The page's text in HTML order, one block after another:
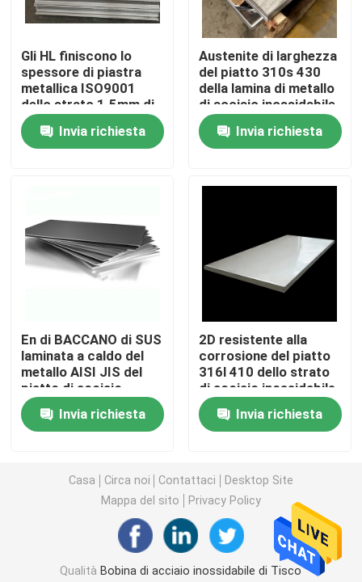
Contattici
Richieda una citazione
Bobina di acciaio inossidabile di Tisco
Bobina d'acciaio di GI
Tondino di acciaio inossidabile
Striscia di acciaio inossidabile
Manica di acciaio inossidabile
Bobina di acciaio al carbonio
Gli HL finiscono lo
spessore di piastra
metallica ISO9001
dello strato 1.5mm di
acciaio inossidabile
certificatoInvia richiesta
Austenite di larghezza
del piatto 310s 430
della lamina di metallo
di acciaio inossidabile
di BACCANO di SUS di
AISI JISInvia richiesta
En di BACCANO di SUS
laminata a caldo del
metallo AISI JIS del
piatto di acciaio
inossidabile con
resistenza al calore
EN1090
Invia richiesta
2D resistente alla
corrosione del piatto
316l 410 dello strato
di acciaio inossidabile
di SUS di AISI JIS
Invia richiesta
Casa Circa noi Contattaci
Desktop Site
Mappa del sito
Privacy Policy
Qualità Bobina di acciaio inossidabile di Tisco